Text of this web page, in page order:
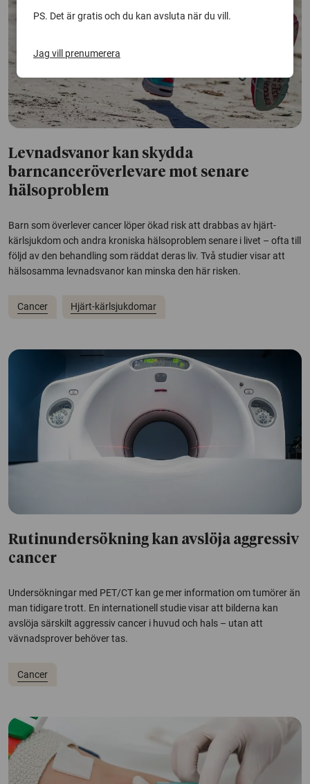
Levnadsvanor kan skydda
barncanceröverlevare mot senare
hälsoproblem
Barn som överlever cancer löper ökad risk att drabbas av hjärt-
kärlsjukdom och andra kroniska hälsoproblem senare i livet – ofta till
följd av den behandling som räddat deras liv. Två studier visar att
hälsosamma levnadsvanor kan minska den här risken.
Cancer Hjärt-kärlsjukdomar
Rutinundersökning kan avslöja aggressiv
cancer
Undersökningar med PET/CT kan ge mer information om tumörer än
man tidigare trott. En internationell studie visar att bilderna kan
avslöja särskilt aggressiv cancer i huvud och hals – utan att
vävnadsprover behöver tas.
Cancer
PS. Det är gratis och du kan avsluta när du vill.
Jag vill prenumerera